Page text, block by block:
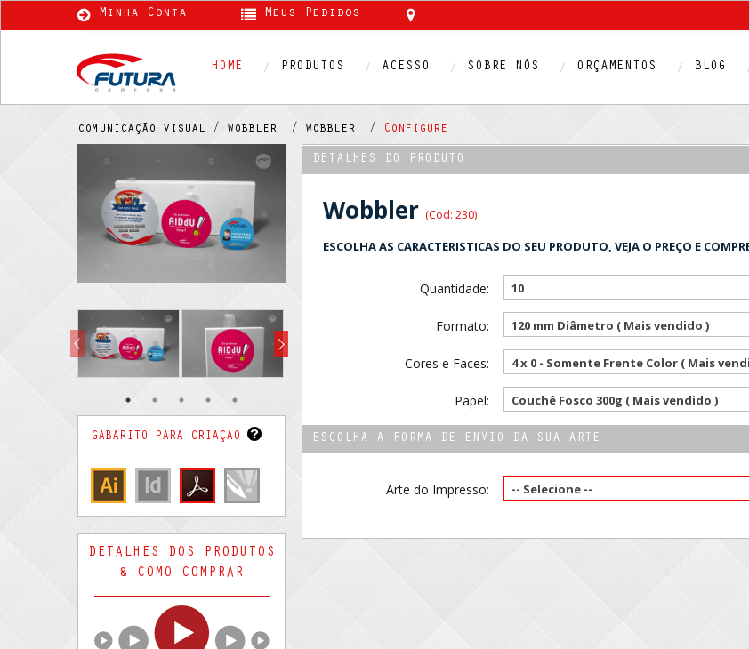
Minha Conta Meus Pedidos
HOME PRODUTOS ACESSO SOBRE NÓS ORÇAMENTOS BLOG
comunicação visual / wobbler / wobbler / Configure
GABARITO PARA CRIAÇÃO
DETALHES DOS PRODUTOS
& COMO COMPRAR
DETALHES DO PRODUTO
Wobbler (Cod: 230)
ESCOLHA AS CARACTERISTICAS DO SEU PRODUTO, VEJA O PREÇO E
Quantidade: 10
Formato: 120 mm Diâmetro ( Mais vendido )
Cores e Faces: 4 x 0 - Somente Frente Color ( Mais
Papel: Couchê Fosco 300g ( Mais vendido )
ESCOLHA A FORMA DE ENVIO DA SUA ARTE
Arte do Impresso: -- Selecione --